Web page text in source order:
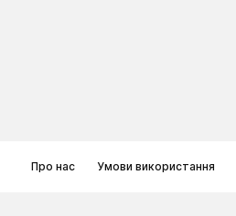
Про нас Умови використання